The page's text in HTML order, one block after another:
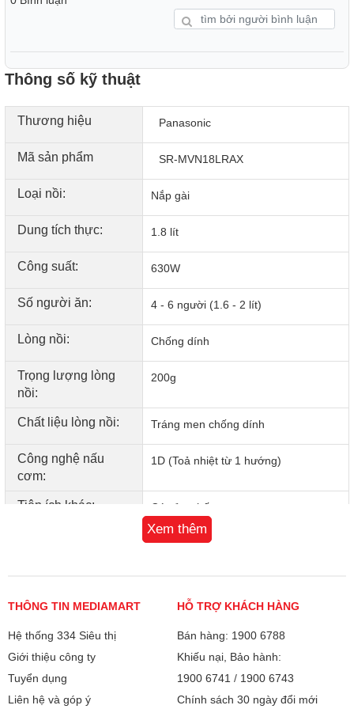
thời gian nhờ công suất 650W kết hợp công
tốt, nấu cơm chín ngon, hạn chế dính cháy, dễ vệ
Van thoát hơi thông minh bảo toàn vitamin sẵn
có trong gạo
Thông số kỹ thuật
Thương hiệu Panasonic
Mã sản phẩm SR-MVN18LRAX
Loại nồi: Nắp gài
Dung tích thực: 1.8 lít
Công suất: 630W
Số người ăn: 4 - 6 người (1.6 - 2 lít)
Lòng nồi: Chống dính
Trọng lượng lòng
nồi:
200g
Chất liệu lòng nồi: Tráng men chống dính
Công nghệ nấu
cơm:
1D (Toả nhiệt từ 1 hướng)
Tiện ích khác: Có xửng hấp
12 tháng
Xem thêm
THÔNG TIN MEDIAMART
Hệ thống 334 Siêu thị
Giới thiệu công ty
Tuyển dụng
Liên hệ và góp ý
HỖ TRỢ KHÁCH HÀNG
Bán hàng: 1900 6788
Khiếu nại, Bảo hành:
1900 6741 / 1900 6743
Chính sách 30 ngày đổi mới